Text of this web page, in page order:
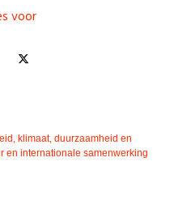
niets
mee
voor
klimaat, duurzaamheid en
en internationale samenwerking